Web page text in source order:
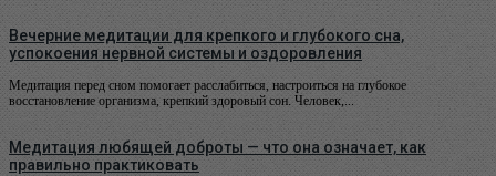
Вечерние медитации для крепкого и глубокого сна,
успокоения нервной системы и оздоровления
Медитация перед сном помогает расслабиться, настроиться на глубокое
восстановление организма, крепкий здоровый сон. Человек,...
Медитация любящей доброты — что она означает, как
правильно практиковать